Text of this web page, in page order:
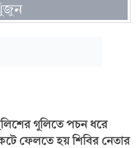
গুলিতে পচন ধরে
ফেলতে হয় শিবির নেতার